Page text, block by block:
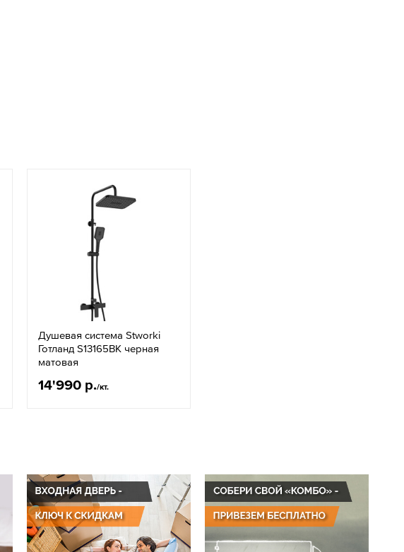
Душевая система Stworki
Готланд S13165BK черная
матовая
14'990 р./кт.